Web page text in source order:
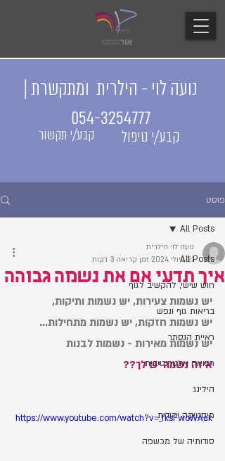
נועה לוי - הילרית ומתקשרת |
054-3254777
קבע/י תקשור קבע/י טיפול
פוסט
All Posts
חוש שישי, להקשיב לגוף
בריאות גוף ונפש
ראיית הנסתר
רפואה אלטרנטיבית
הילינג
מיסטיקה יהודית
סודותיה של מכשפה
All Posts
איך תדעי אם את נשמה גבוהה
נועה לוי הילרית
21 ביולי 2024
זמן קריאה 3 דקות
יש נשמות צעירות, יש נשמות ותיקות,
יש נשמות חזקות, יש נשמות מתחילות...
יש נשמות מאירות - נשמות לבנות
איזה נשמה יש לך??
https://www.youtube.com/watch?v=_fksFwoWAak